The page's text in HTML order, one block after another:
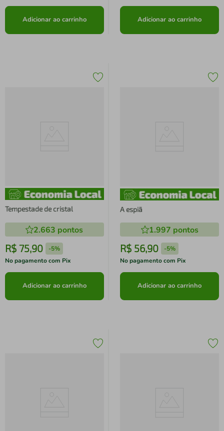
Adicionar ao carrinho Adicionar ao carrinho
Tempestade de cristal
2.663 pontos
R$ 75,90 -5%
No pagamento com Pix
Adicionar ao carrinho
A espiã
1.997 pontos
R$ 56,90 -5%
No pagamento com Pix
Adicionar ao carrinho